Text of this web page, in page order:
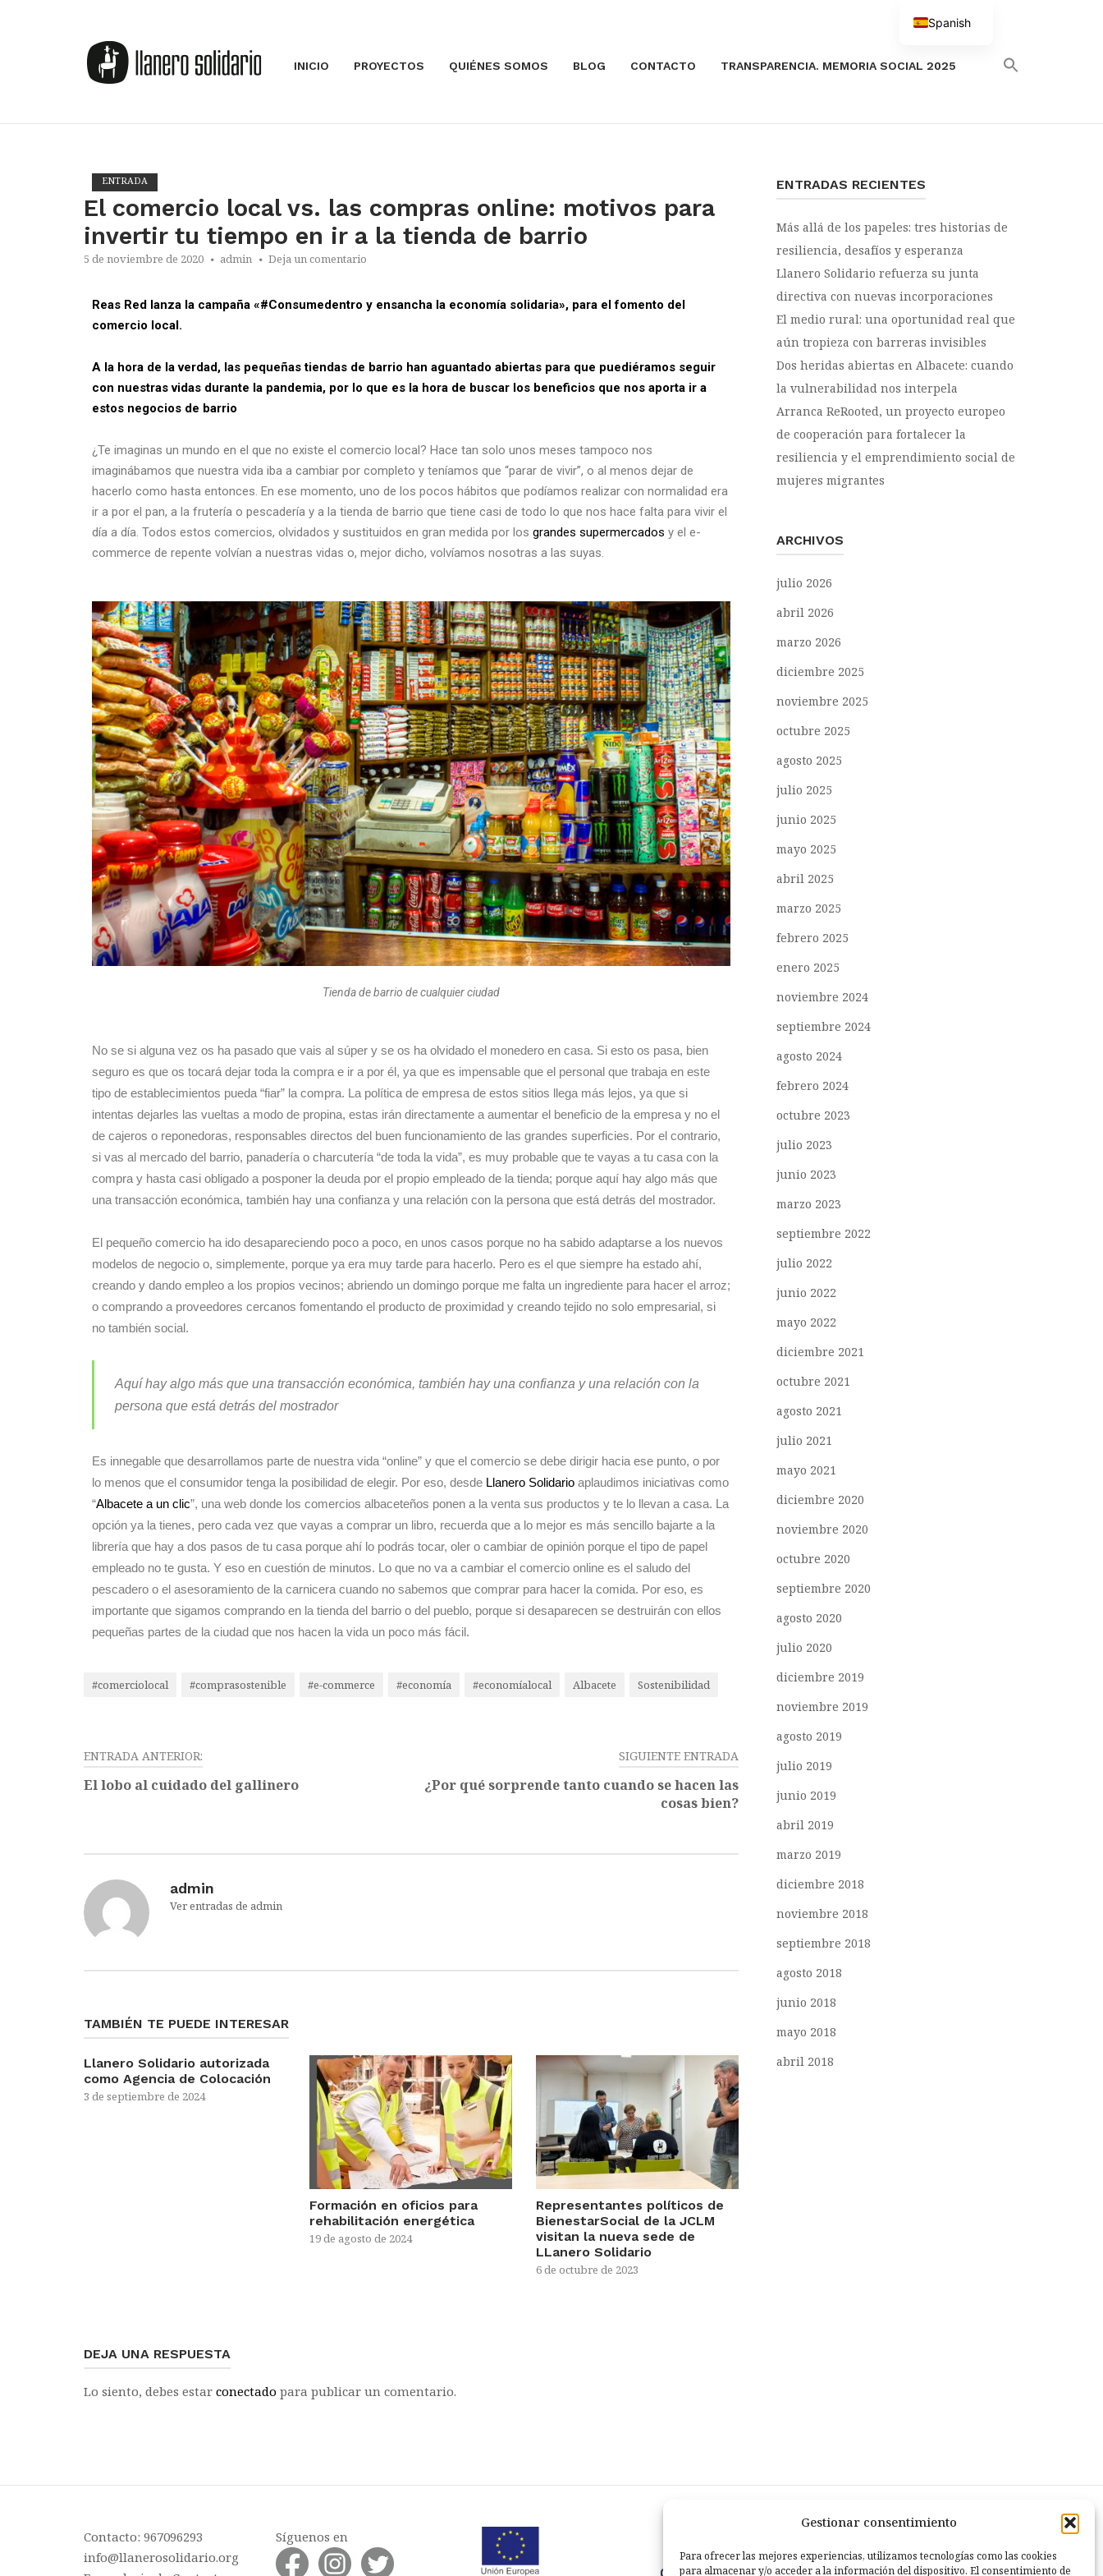
Gestionar consentimiento
Para ofrecer las mejores experiencias, utilizamos tecnologías como las cookies
para almacenar y/o acceder a la información del dispositivo. El consentimiento de
INICIO PROYECTOS QUIÉNES SOMOS BLOG CONTACTO TRANSPARENCIA. MEMORIA SOCIAL 2025
ENTRADA
El comercio local vs. las compras online: motivos para
invertir tu tiempo en ir a la tienda de barrio
5 de noviembre de 2020 admin Deja un comentario
Reas Red lanza la campaña «#Consumedentro y ensancha la economía solidaria», para el fomento del
comercio local.
A la hora de la verdad, las pequeñas tiendas de barrio han aguantado abiertas para que puediéramos seguir
con nuestras vidas durante la pandemia, por lo que es la hora de buscar los beneficios que nos aporta ir a
estos negocios de barrio
¿Te imaginas un mundo en el que no existe el comercio local? Hace tan solo unos meses tampoco nos
imaginábamos que nuestra vida iba a cambiar por completo y teníamos que “parar de vivir”, o al menos dejar de
hacerlo como hasta entonces. En ese momento, uno de los pocos hábitos que podíamos realizar con normalidad era
ir a por el pan, a la frutería o pescadería y a la tienda de barrio que tiene casi de todo lo que nos hace falta para vivir el
día a día. Todos estos comercios, olvidados y sustituidos en gran medida por los grandes supermercados y el e-
commerce de repente volvían a nuestras vidas o, mejor dicho, volvíamos nosotras a las suyas.
Tienda de barrio de cualquier ciudad
No se si alguna vez os ha pasado que vais al súper y se os ha olvidado el monedero en casa. Si esto os pasa, bien
seguro es que os tocará dejar toda la compra e ir a por él, ya que es impensable que el personal que trabaja en este
tipo de establecimientos pueda “fiar” la compra. La política de empresa de estos sitios llega más lejos, ya que si
intentas dejarles las vueltas a modo de propina, estas irán directamente a aumentar el beneficio de la empresa y no el
de cajeros o reponedoras, responsables directos del buen funcionamiento de las grandes superficies. Por el contrario,
si vas al mercado del barrio, panadería o charcutería “de toda la vida”, es muy probable que te vayas a tu casa con la
compra y hasta casi obligado a posponer la deuda por el propio empleado de la tienda; porque aquí hay algo más que
una transacción económica, también hay una confianza y una relación con la persona que está detrás del mostrador.
El pequeño comercio ha ido desapareciendo poco a poco, en unos casos porque no ha sabido adaptarse a los nuevos
modelos de negocio o, simplemente, porque ya era muy tarde para hacerlo. Pero es el que siempre ha estado ahí,
creando y dando empleo a los propios vecinos; abriendo un domingo porque me falta un ingrediente para hacer el arroz;
o comprando a proveedores cercanos fomentando el producto de proximidad y creando tejido no solo empresarial, si
no también social.
Aquí hay algo más que una transacción económica, también hay una confianza y una relación con la
persona que está detrás del mostrador
Es innegable que desarrollamos parte de nuestra vida “online” y que el comercio se debe dirigir hacia ese punto, o por
lo menos que el consumidor tenga la posibilidad de elegir. Por eso, desde Llanero Solidario aplaudimos iniciativas como
“Albacete a un clic”, una web donde los comercios albaceteños ponen a la venta sus productos y te lo llevan a casa. La
opción ya la tienes, pero cada vez que vayas a comprar un libro, recuerda que a lo mejor es más sencillo bajarte a la
librería que hay a dos pasos de tu casa porque ahí lo podrás tocar, oler o cambiar de opinión porque el tipo de papel
empleado no te gusta. Y eso en cuestión de minutos. Lo que no va a cambiar el comercio online es el saludo del
pescadero o el asesoramiento de la carnicera cuando no sabemos que comprar para hacer la comida. Por eso, es
importante que sigamos comprando en la tienda del barrio o del pueblo, porque si desaparecen se destruirán con ellos
pequeñas partes de la ciudad que nos hacen la vida un poco más fácil.
#comerciolocal #comprasostenible #e-commerce #economía #economíalocal Albacete Sostenibilidad
ENTRADA ANTERIOR:
El lobo al cuidado del gallinero
SIGUIENTE ENTRADA
¿Por qué sorprende tanto cuando se hacen las
cosas bien?
admin
Ver entradas de admin
TAMBIÉN TE PUEDE INTERESAR
Llanero Solidario autorizada
como Agencia de Colocación
3 de septiembre de 2024
Formación en oficios para
rehabilitación energética
19 de agosto de 2024
Representantes políticos de
BienestarSocial de la JCLM
visitan la nueva sede de
LLanero Solidario
6 de octubre de 2023
DEJA UNA RESPUESTA
Lo siento, debes estar conectado para publicar un comentario.
ENTRADAS RECIENTES
Más allá de los papeles: tres historias de
resiliencia, desafíos y esperanza
Llanero Solidario refuerza su junta
directiva con nuevas incorporaciones
El medio rural: una oportunidad real que
aún tropieza con barreras invisibles
Dos heridas abiertas en Albacete: cuando
la vulnerabilidad nos interpela
Arranca ReRooted, un proyecto europeo
de cooperación para fortalecer la
resiliencia y el emprendimiento social de
mujeres migrantes
ARCHIVOS
julio 2026
abril 2026
marzo 2026
diciembre 2025
noviembre 2025
octubre 2025
agosto 2025
julio 2025
junio 2025
mayo 2025
abril 2025
marzo 2025
febrero 2025
enero 2025
noviembre 2024
septiembre 2024
agosto 2024
febrero 2024
octubre 2023
julio 2023
junio 2023
marzo 2023
septiembre 2022
julio 2022
junio 2022
mayo 2022
diciembre 2021
octubre 2021
agosto 2021
julio 2021
mayo 2021
diciembre 2020
noviembre 2020
octubre 2020
septiembre 2020
agosto 2020
julio 2020
diciembre 2019
noviembre 2019
agosto 2019
julio 2019
junio 2019
abril 2019
marzo 2019
diciembre 2018
noviembre 2018
septiembre 2018
agosto 2018
junio 2018
mayo 2018
abril 2018
Contacto: 967096293
info@llanerosolidario.org
Síguenos en
Spanish